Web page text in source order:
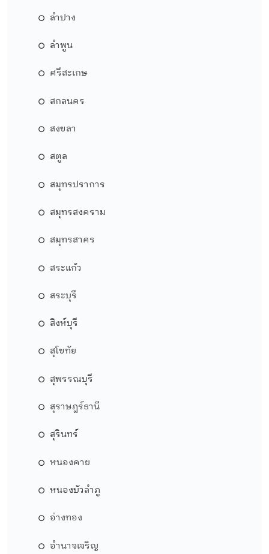
ลำปาง
ลำพูน
ศรีสะเกษ
สกลนคร
สงขลา
สตูล
สมุทรปราการ
สมุทรสงคราม
สมุทรสาคร
สระแก้ว
สระบุรี
สิงห์บุรี
สุโขทัย
สุพรรณบุรี
สุราษฎร์ธานี
สุรินทร์
หนองคาย
หนองบัวลำภู
อ่างทอง
อำนาจเจริญ